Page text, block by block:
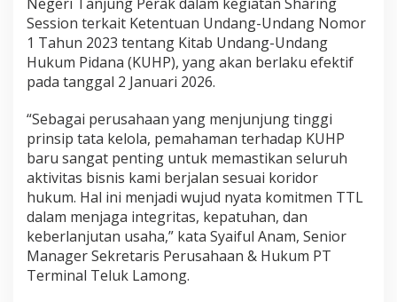
Session terkait Ketentuan Undang-Undang Nomor
1 Tahun 2023 tentang Kitab Undang-Undang
Hukum Pidana (KUHP), yang akan berlaku efektif
pada tanggal 2 Januari 2026.
“Sebagai perusahaan yang menjunjung tinggi
prinsip tata kelola, pemahaman terhadap KUHP
baru sangat penting untuk memastikan seluruh
aktivitas bisnis kami berjalan sesuai koridor
hukum. Hal ini menjadi wujud nyata komitmen TTL
dalam menjaga integritas, kepatuhan, dan
keberlanjutan usaha,” kata Syaiful Anam, Senior
Manager Sekretaris Perusahaan & Hukum PT
Terminal Teluk Lamong.